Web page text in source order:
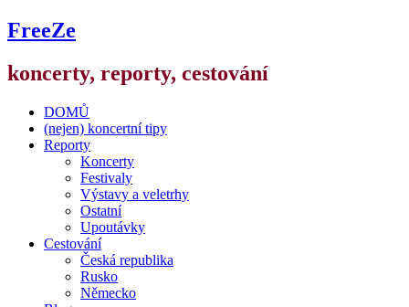
FreeZe
koncerty, reporty, cestování
DOMŮ
(nejen) koncertní tipy
Reporty
Koncerty
Festivaly
Výstavy a veletrhy
Ostatní
Upoutávky
Cestování
Česká republika
Rusko
Německo